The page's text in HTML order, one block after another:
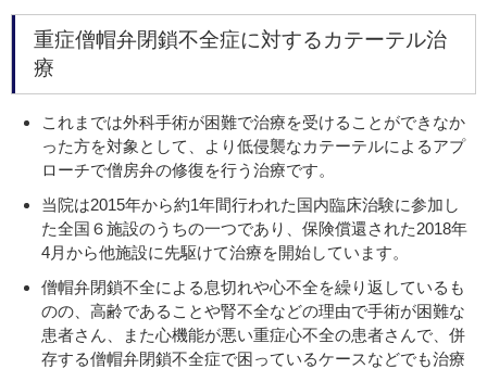
重症僧帽弁閉鎖不全症に対するカテーテル治
療
これまでは外科手術が困難で治療を受けることができなか
った方を対象として、より低侵襲なカテーテルによるアプ
ローチで僧房弁の修復を行う治療です。
当院は2015年から約1年間行われた国内臨床治験に参加し
た全国６施設のうちの一つであり、保険償還された2018年
4月から他施設に先駆けて治療を開始しています。
僧帽弁閉鎖不全による息切れや心不全を繰り返しているも
のの、高齢であることや腎不全などの理由で手術が困難な
患者さん、また心機能が悪い重症心不全の患者さんで、併
存する僧帽弁閉鎖不全症で困っているケースなどでも治療